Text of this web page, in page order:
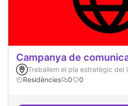
Campanya de
Treballem el pla estratègic del
Residències
0 0